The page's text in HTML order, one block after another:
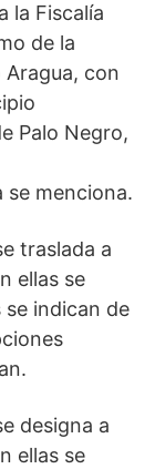
la Fiscalía
de la
con
Palo Negro,
se menciona.
traslada a
ellas se
se indican de
designa a
ellas se